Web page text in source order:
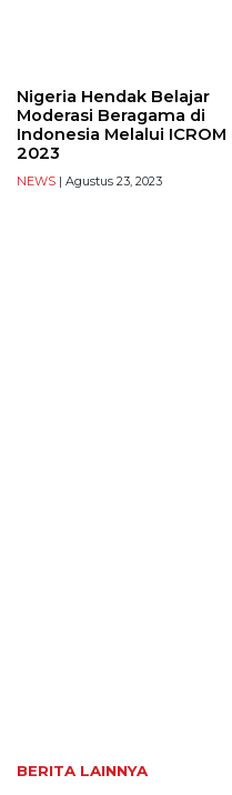
Nigeria Hendak Belajar
Moderasi Beragama di
Indonesia Melalui ICROM
2023
NEWS | Agustus 23, 2023
BERITA LAINNYA